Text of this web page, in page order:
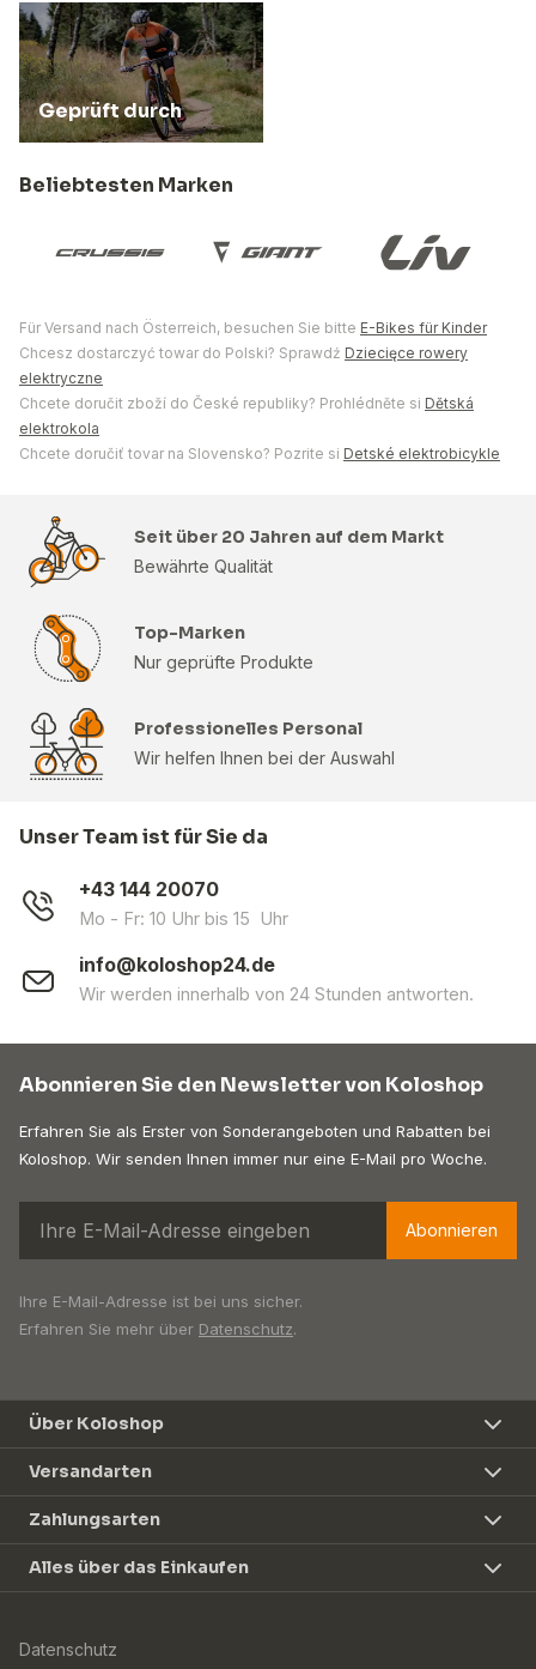
Geprüft durch
Beliebtesten Marken
Für Versand nach Österreich, besuchen Sie bitte E-Bikes für Kinder
Chcesz dostarczyć towar do Polski? Sprawdź Dziecięce rowery
elektryczne
Chcete doručit zboží do České republiky? Prohlédněte si Dětská
elektrokola
Chcete doručiť tovar na Slovensko? Pozrite si Detské elektrobicykle
Seit über 20 Jahren auf dem Markt
Bewährte Qualität
Top-Marken
Nur geprüfte Produkte
Professionelles Personal
Wir helfen Ihnen bei der Auswahl
Unser Team ist für Sie da
+43 144 20070
Mo - Fr: 10 Uhr bis 15 Uhr
info@koloshop24.de
Wir werden innerhalb von 24 Stunden antworten.
Abonnieren Sie den Newsletter von Koloshop
Erfahren Sie als Erster von Sonderangeboten und Rabatten bei
Koloshop. Wir senden Ihnen immer nur eine E-Mail pro Woche.
Abonnieren
Ihre E-Mail-Adresse ist bei uns sicher.
Erfahren Sie mehr über Datenschutz.
Über Koloshop
Versandarten
Zahlungsarten
Alles über das Einkaufen
Datenschutz